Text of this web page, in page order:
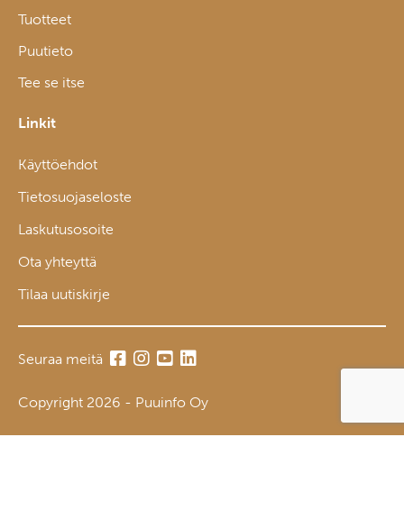
Tuotteet
Puutieto
Tee se itse
Linkit
Käyttöehdot
Tietosuojaseloste
Laskutusosoite
Ota yhteyttä
Tilaa uutiskirje
Seuraa meitä
Copyright 2026 - Puuinfo Oy